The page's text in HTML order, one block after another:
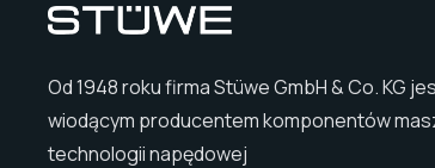
Od 1948 roku firma Stüwe GmbH & Co. KG
wiodącym producentem komponentów
technologii napędowej